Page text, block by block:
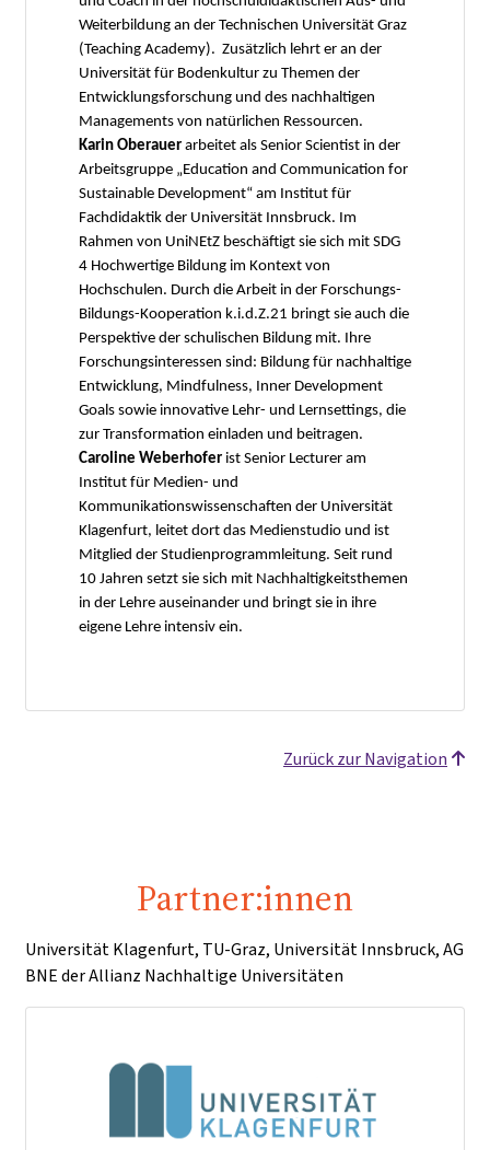
Weiterbildung an der Technischen Universität Graz
(Teaching Academy). Zusätzlich lehrt er an der
Universität für Bodenkultur zu Themen der
Entwicklungsforschung und des nachhaltigen
Managements von natürlichen Ressourcen.
Karin Oberauer arbeitet als Senior Scientist in der
Arbeitsgruppe „Education and Communication for
Sustainable Development“ am Institut für
Fachdidaktik der Universität Innsbruck. Im
Rahmen von UniNEtZ beschäftigt sie sich mit SDG
4 Hochwertige Bildung im Kontext von
Hochschulen. Durch die Arbeit in der Forschungs-
Bildungs-Kooperation k.i.d.Z.21 bringt sie auch die
Perspektive der schulischen Bildung mit. Ihre
Forschungsinteressen sind: Bildung für nachhaltige
Entwicklung, Mindfulness, Inner Development
Goals sowie innovative Lehr- und Lernsettings, die
zur Transformation einladen und beitragen.
Caroline Weberhofer ist Senior Lecturer am
Institut für Medien- und
Kommunikationswissenschaften der Universität
Klagenfurt, leitet dort das Medienstudio und ist
Mitglied der Studienprogrammleitung. Seit rund
10 Jahren setzt sie sich mit Nachhaltigkeitsthemen
in der Lehre auseinander und bringt sie in ihre
eigene Lehre intensiv ein.
Zurück zur Navigation
Partner:innen
Universität Klagenfurt, TU-Graz, Universität Innsbruck, AG
BNE der Allianz Nachhaltige Universitäten